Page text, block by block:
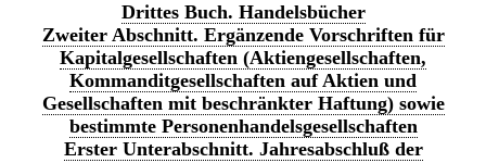
Drittes Buch. Handelsbücher
Zweiter Abschnitt. Ergänzende Vorschriften für
Kapitalgesellschaften (Aktiengesellschaften,
Kommanditgesellschaften auf Aktien und
Gesellschaften mit beschränkter Haftung) sowie
bestimmte Personenhandelsgesellschaften
Erster Unterabschnitt. Jahresabschluß der